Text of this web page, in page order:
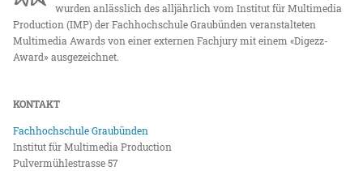
wurden anlässlich des alljährlich vom Institut für Multimedia
Production (IMP) der Fachhochschule Graubünden veranstalteten
Multimedia Awards von einer externen Fachjury mit einem «Digezz-
Award» ausgezeichnet.
KONTAKT
Fachhochschule Graubünden
Institut für Multimedia Production
Pulvermühlestrasse 57